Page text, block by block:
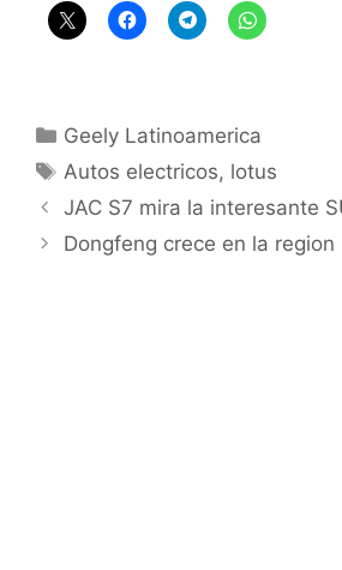
Geely Latinoamerica
Autos electricos, lotus
JAC S7 mira la interesante
Dongfeng crece en la region